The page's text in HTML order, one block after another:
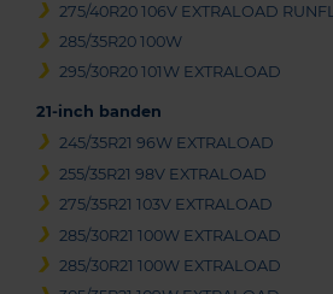
275/40R20 106V EXTRALOAD
285/35R20 100W
295/30R20 101W EXTRALOAD
21-inch banden
245/35R21 96W EXTRALOAD
255/35R21 98V EXTRALOAD
275/35R21 103V EXTRALOAD
285/30R21 100W EXTRALOAD
285/30R21 100W EXTRALOAD